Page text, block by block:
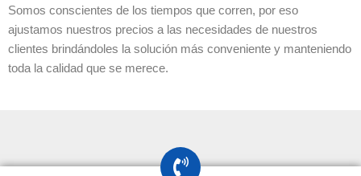
Somos conscientes de los tiempos que corren, por eso
ajustamos nuestros precios a las necesidades de nuestros
clientes brindándoles la solución más conveniente y manteniendo
toda la calidad que se merece.